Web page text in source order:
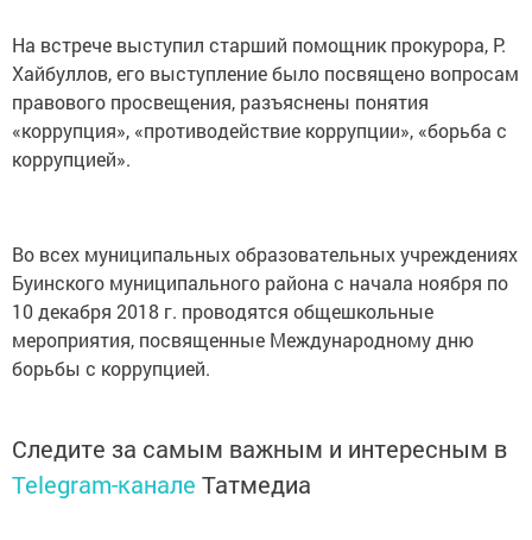
На встрече выступил старший помощник прокурора, Р.
Хайбуллов, его выступление было посвящено вопросам
правового просвещения, разъяснены понятия
«коррупция», «противодействие коррупции», «борьба с
коррупцией».
Во всех муниципальных образовательных учреждениях
Буинского муниципального района с начала ноября по
10 декабря 2018 г. проводятся общешкольные
мероприятия, посвященные Международному дню
борьбы с коррупцией.
Следите за самым важным и интересным в
Telegram-канале Татмедиа